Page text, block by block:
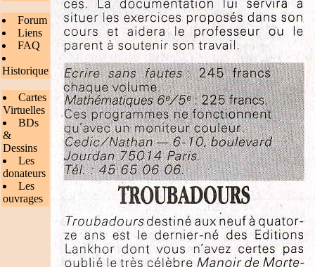
Forum
Liens
FAQ
Historique
Cartes
Virtuelles
BDs
&
Dessins
Les
donateurs
Les
ouvrages